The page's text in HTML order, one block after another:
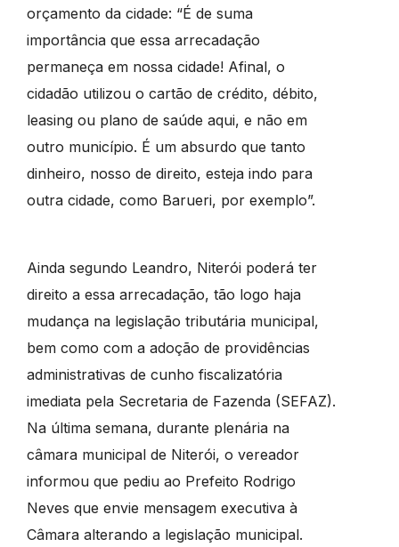
orçamento da cidade: “É de suma
importância que essa arrecadação
permaneça em nossa cidade! Afinal, o
cidadão utilizou o cartão de crédito, débito,
leasing ou plano de saúde aqui, e não em
outro município. É um absurdo que tanto
dinheiro, nosso de direito, esteja indo para
outra cidade, como Barueri, por exemplo”.
Ainda segundo Leandro, Niterói poderá ter
direito a essa arrecadação, tão logo haja
mudança na legislação tributária municipal,
bem como com a adoção de providências
administrativas de cunho fiscalizatória
imediata pela Secretaria de Fazenda (SEFAZ).
Na última semana, durante plenária na
câmara municipal de Niterói, o vereador
informou que pediu ao Prefeito Rodrigo
Neves que envie mensagem executiva à
Câmara alterando a legislação municipal.